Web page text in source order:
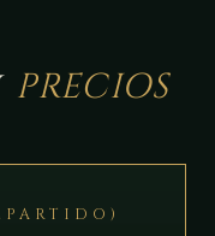
PRECIOS